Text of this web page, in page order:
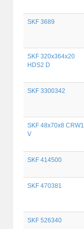
SKF 3689
SKF 320x364x20
HDS2 D
SKF 3300342
SKF 48x70x8 CRW1
V
SKF 414500
SKF 470381
SKF 526340